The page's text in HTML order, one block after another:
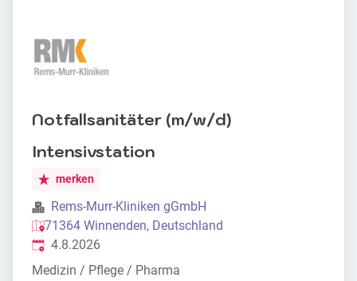
Notfallsanitäter (m/w/d)
Intensivstation
merken
Rems-Murr-Kliniken gGmbH
71364 Winnenden, Deutschland
Veröffentlicht
4.8.2026
Medizin / Pflege / Pharma